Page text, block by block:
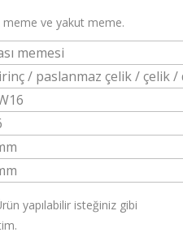
meme ve yakut meme.
memesi
/ paslanmaz çelik / çelik /
yapılabilir isteğiniz gibi